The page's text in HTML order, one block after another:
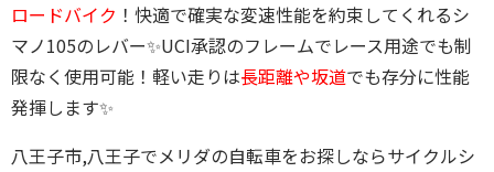
ロードバイク ！快適で確実な変速性能を約束してくれるシ
マノ105のレバー✨UCI承認のフレームでレース用途でも制
限なく使用可能！軽い走りは長距離や坂道でも存分に性能
発揮します✨
八王子市,八王子でメリダの自転車をお探しならサイクルシ